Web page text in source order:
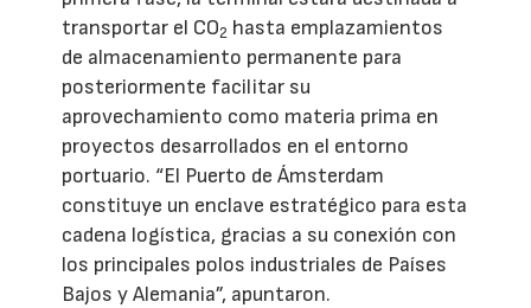
transportar el CO2 hasta emplazamientos
de almacenamiento permanente para
posteriormente facilitar su
aprovechamiento como materia prima en
proyectos desarrollados en el entorno
portuario. “El Puerto de Ámsterdam
constituye un enclave estratégico para esta
cadena logística, gracias a su conexión con
los principales polos industriales de Países
Bajos y Alemania”, apuntaron.